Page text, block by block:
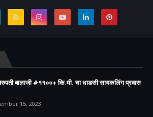
बालाजी #११००+ कि.मी. चा धाडसी सायकलिंग प्रवास
15, 2023